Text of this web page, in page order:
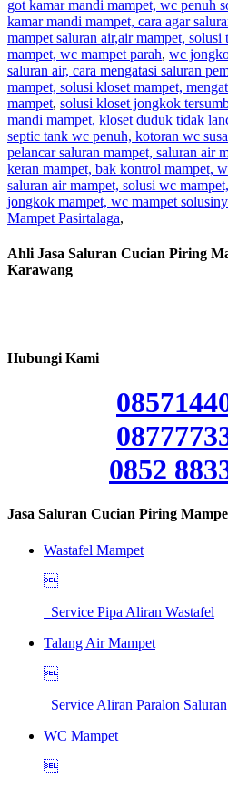
got kamar mandi mampet, wc penuh
kamar mandi mampet, cara agar
mampet saluran air,air mampet,
mampet, wc mampet parah, wc
saluran air, cara mengatasi saluran
mampet, solusi kloset mampet,
mampet, solusi kloset jongkok
mandi mampet, kloset duduk tidak
septic tank wc penuh, kotoran wc
pelancar saluran mampet, saluran air
keran mampet, bak kontrol mampet,
saluran air mampet, solusi wc
jongkok mampet, wc mampet
Mampet Pasirtalaga,
Ahli Jasa Saluran Cucian Piring
Karawang
Hubungi Kami
0852
Jasa Saluran Cucian Piring
Wastafel Mampet

Service Pipa Aliran Wastafel
Talang Air Mampet

Service Aliran Paralon Saluran
WC Mampet
